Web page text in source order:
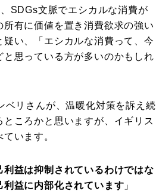
SDGs文脈でエシカルな消費が
有に価値を置き消費欲求の強い
い、「エシカルな消費って、今
思っている方が多いのかもしれ
ベリさんが、温暖化対策を訴え続
ころかと思いますが、イギリス
います。
益は抑制されているわけではな
利益に内部化されています 」